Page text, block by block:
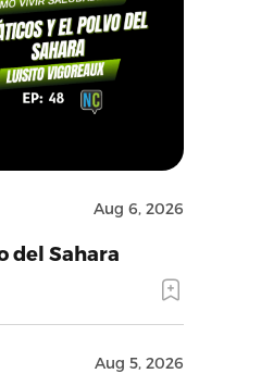
Aug 6, 2026
del Sahara
Aug 5, 2026